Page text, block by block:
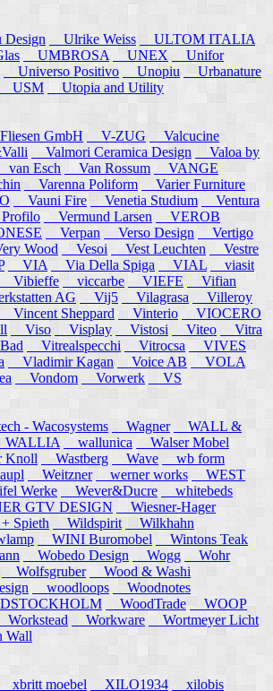
Ulrike Weiss
ULTOM ITALIA
UMBROSA UNEX
Unifor
Universo Positivo Unopiu
Urbanature
USM Utopia and Utility
GmbH
V-ZUG
Valcucine
Valmori Ceramica Design
Valoa by
van Esch Van Rossum
VANGE
Varenna Poliform
Varier Furniture
Vauni Fire Venetia Studium
Ventura
Vermund Larsen
VEROB
Verpan Verso Design
Vertigo
Wood Vesoi Vest Leuchten
Vestre
VIA Via Della Spiga VIAL
viasit
Vibieffe viccarbe VIEFE
Vifian
AG
Vij5 Vilagrasa
Villeroy
Vincent Sheppard Vinterio
VIOCERO
Viso Visplay Vistosi Viteo
Vitra
Vitrealspecchi Vitrocsa
VIVES
Vladimir Kagan Voice AB
VOLA
Vondom Vorwerk VS
- Wacosystems
Wagner
WALL &
wallunica
Walser Mobel
Knoll
Wastberg Wave
wb form
Weitzner werner works
WEST
Werke
Wever&Ducre
whitebeds
GTV DESIGN
Wiesner-Hager
Spieth
Wildspirit
Wilkhahn
WINI Buromobel
Wintons Teak
Wobedo Design Wogg
Wohr
Wolfsgruber
Wood & Washi
woodloops
Woodnotes
WoodTrade
WOOP
Workstead Workware
Wortmeyer Licht
Wall
xbritt moebel XILO1934 xilobis